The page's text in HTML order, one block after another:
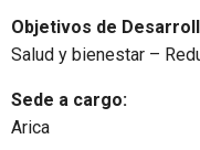
Objetivos de
Salud y bienestar –
Sede a cargo:
Arica